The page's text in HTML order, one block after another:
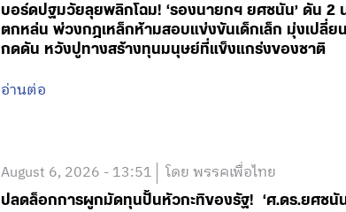
บอร์ดปฐมวัยลุยพลิกโฉม! ‘รองนายกฯ ยศชนัน’ ดัน 2
ตกหล่น พ่วงกฎเหล็กห้ามสอบแข่งขันเด็กเล็ก มุ่งเปลี่ยน
กดดัน หวังปูทางสร้างทุนมนุษย์ที่แข็งแกร่งของชาติ
อ่านต่อ
August 6, 2026 - 13:51 โดย พรรคเพื่อไทย
ปลดล็อกการผูกมัดทุนปั้นหัวกะทิของรัฐ! ‘ศ.ดร.ยศช